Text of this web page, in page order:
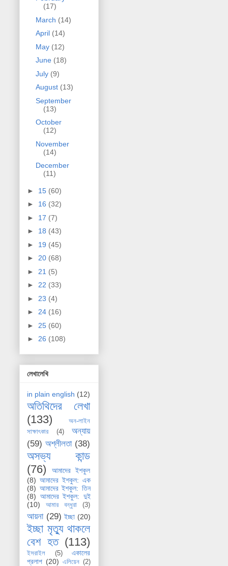
(17)
March (14)
April (14)
May (12)
June (18)
July (9)
August (13)
September
(13)
October
(12)
November
(14)
December
(11)
► 15 (60)
► 16 (32)
► 17 (7)
► 18 (43)
► 19 (45)
►20 (68)
► 21 (5)
►22 (33)
► 23 (4)
►24 (16)
► 25 (60)
►26 (108)
লেখালেখি
in plain english (12)
অতিথিদের লেখা
(133)
অন-লাইন
সাক্ষাৎকার
(4)
অন্যায়
(59) অশ্লীলতা (38)
অসভ্য কান্ড
(76)
আমাদের ইশকুল
(8) আমাদের ইশকুল: এক
(8) আমাদের ইশকুল: তিন
(8) আমাদের ইশকুল: দুই
(10)
আমার বন্ধুরা (3)
আয়না (29) ইচ্ছা (20)
ইচ্ছা মৃত্যু থাকলে
বেশ হত (113)
ইসরাইল (5)
একালের
প্রলাপ (20) এলিয়েন (2)